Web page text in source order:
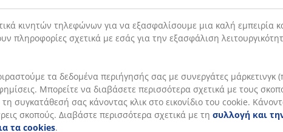
κινητών τηλεφώνων για να εξασφαλίσουμε μια καλή εμπειρία
πληροφορίες σχετικά με εσάς για την εξασφάλιση
τα δεδομένα περιήγησής σας με συνεργάτες μάρκετινγκ
Μπορείτε να διαβάσετε περισσότερα σχετικά με τους
συγκατάθεσή σας κάνοντας κλικ στο εικονίδιο του cookie.
σκοπούς. Διαβάστε περισσότερα σχετικά με τη συλλογή και
τα cookies.